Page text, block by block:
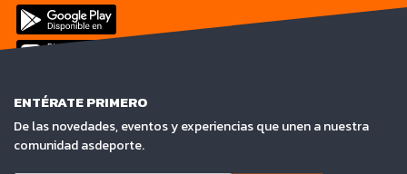
ENTÉRATE PRIMERO
De las novedades, eventos y experiencias que unen a nuestra
comunidad asdeporte.